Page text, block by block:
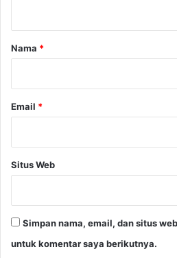
r
Nama *
Email *
Situs Web
Simpan nama, email, dan situs
untuk komentar saya berikutnya.